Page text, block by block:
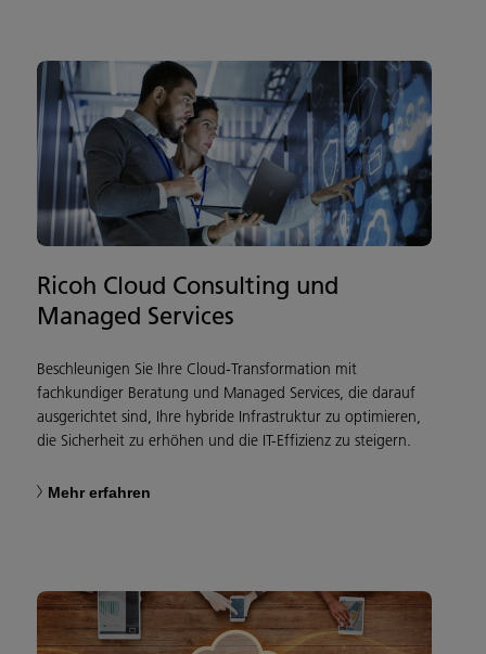
Ricoh Cloud Consulting und
Managed Services
Beschleunigen Sie Ihre Cloud-Transformation mit
fachkundiger Beratung und Managed Services, die darauf
ausgerichtet sind, Ihre hybride Infrastruktur zu optimieren,
die Sicherheit zu erhöhen und die IT-Effizienz zu steigern.
Mehr erfahren